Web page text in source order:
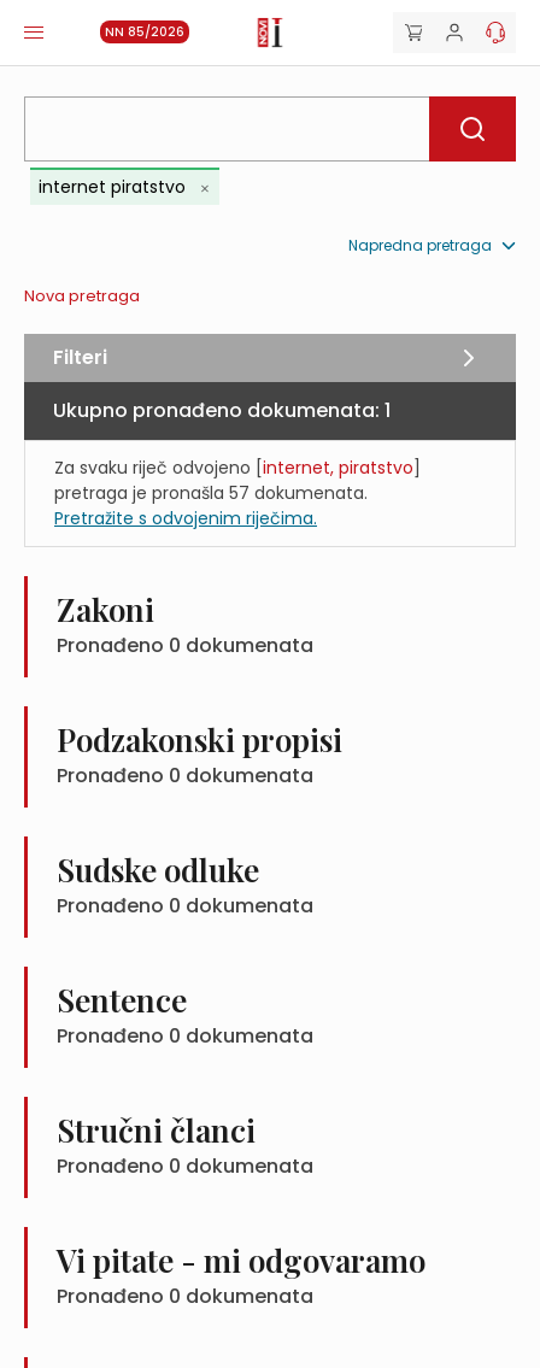
NN 85/2026
internet piratstvo
Napredna pretraga
Nova pretraga
Ukupno pronađeno dokumenata: 1
Za svaku riječ odvojeno [internet, piratstvo
pretraga je pronašla 57 dokumenata.
Pretražite s odvojenim riječima.
Zakoni
Pronađeno 0 dokumenata
Podzakonski propisi
Pronađeno 0 dokumenata
Sudske odluke
Pronađeno 0 dokumenata
Sentence
Pronađeno 0 dokumenata
Stručni članci
Pronađeno 0 dokumenata
Vi pitate - mi odgovaramo
Pronađeno 0 dokumenata
Filteri